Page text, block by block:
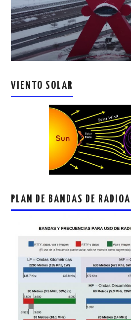
VIENTO SOLAR
PLAN DE BANDAS DE